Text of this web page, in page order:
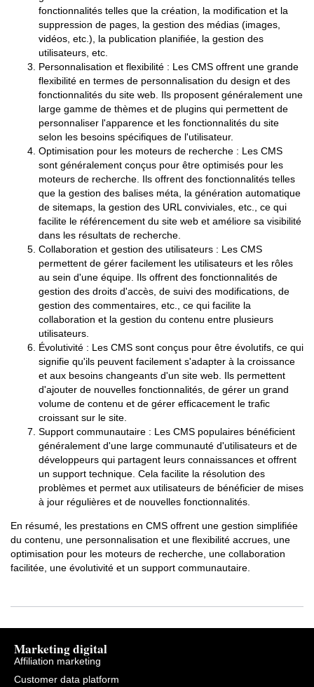
fonctionnalités telles que la création, la modification et la
suppression de pages, la gestion des médias (images,
vidéos, etc.), la publication planifiée, la gestion des
utilisateurs, etc.
Personnalisation et flexibilité : Les CMS offrent une grande
flexibilité en termes de personnalisation du design et des
fonctionnalités du site web. Ils proposent généralement une
large gamme de thèmes et de plugins qui permettent de
personnaliser l'apparence et les fonctionnalités du site
selon les besoins spécifiques de l'utilisateur.
Optimisation pour les moteurs de recherche : Les CMS
sont généralement conçus pour être optimisés pour les
moteurs de recherche. Ils offrent des fonctionnalités telles
que la gestion des balises méta, la génération automatique
de sitemaps, la gestion des URL conviviales, etc., ce qui
facilite le référencement du site web et améliore sa visibilité
dans les résultats de recherche.
Collaboration et gestion des utilisateurs : Les CMS
permettent de gérer facilement les utilisateurs et les rôles
au sein d'une équipe. Ils offrent des fonctionnalités de
gestion des droits d'accès, de suivi des modifications, de
gestion des commentaires, etc., ce qui facilite la
collaboration et la gestion du contenu entre plusieurs
utilisateurs.
Évolutivité : Les CMS sont conçus pour être évolutifs, ce qui
signifie qu'ils peuvent facilement s'adapter à la croissance
et aux besoins changeants d'un site web. Ils permettent
d'ajouter de nouvelles fonctionnalités, de gérer un grand
volume de contenu et de gérer efficacement le trafic
croissant sur le site.
Support communautaire : Les CMS populaires bénéficient
généralement d'une large communauté d'utilisateurs et de
développeurs qui partagent leurs connaissances et offrent
un support technique. Cela facilite la résolution des
problèmes et permet aux utilisateurs de bénéficier de mises
à jour régulières et de nouvelles fonctionnalités.
En résumé, les prestations en CMS offrent une gestion simplifiée
du contenu, une personnalisation et une flexibilité accrues, une
optimisation pour les moteurs de recherche, une collaboration
facilitée, une évolutivité et un support communautaire.
Marketing digital
Affiliation marketing
Customer data platform